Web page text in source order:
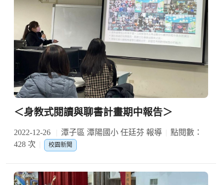
＜身教式閱讀與聊書計畫期中報告＞
2022-12-26 潭子區 潭陽國小 任廷芬 報導
點閱數：
428 次
校園新聞